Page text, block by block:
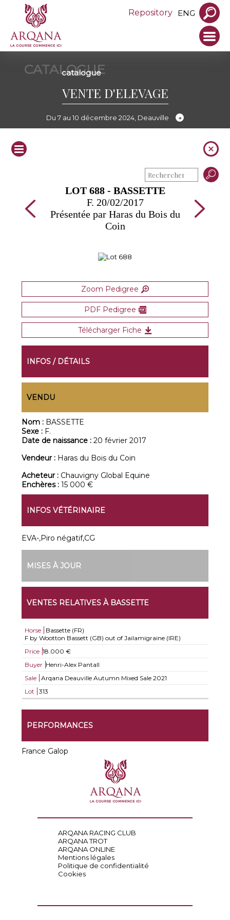
Repository ENG
CATALOGUE
catalogue
VENTE D'ELEVAGE
Du 7 au 10 décembre 2024, Deauville
LOT 688 - BASSETTE
F. 20/02/2017
Présentée par Haras du Bois du
Coin
Zoom Pedigree
PDF Pedigree
Télécharger Fiche
INFOS / DÉTAILS
VENDU
Nom : BASSETTE
Sexe : F.
Date de naissance :20 février 2017
Vendeur : Haras du Bois du Coin
Acheteur : Chauvigny Global Equine
Enchères :15 000 €
INFOS VÉTÉRINAIRE
EVA-,Piro négatif,CG
MISES À JOUR
VENTES RELATIVES À BASSETTE
Horse
Bassette (FR)
F by Wootton Bassett (GB) out of Jailamigraine (IRE)
Price 18.000 €
Buyer Henri-Alex Pantall
Sale
Arqana Deauville Autumn Mixed Sale 2021
Lot
313
PERFORMANCES
France Galop
ARQANA RACING CLUB
ARQANA TROT
ARQANA ONLINE
Mentions légales
Politique de confidentialité
Cookies